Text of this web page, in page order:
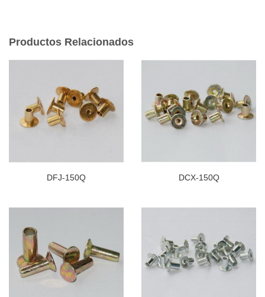
Productos Relacionados
DFJ-150Q DCX-150Q